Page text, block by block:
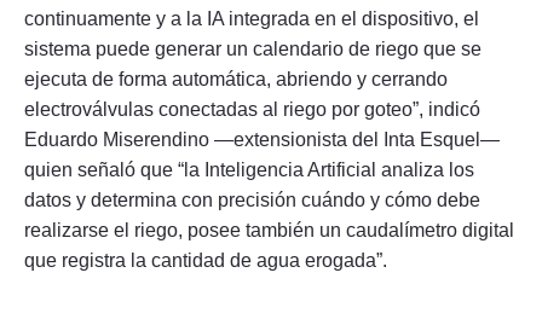
continuamente y a la IA integrada en el dispositivo, el
sistema puede generar un calendario de riego que se
ejecuta de forma automática, abriendo y cerrando
electroválvulas conectadas al riego por goteo”, indicó
Eduardo Miserendino —extensionista del Inta Esquel—
quien señaló que “la Inteligencia Artificial analiza los
datos y determina con precisión cuándo y cómo debe
realizarse el riego, posee también un caudalímetro digital
que registra la cantidad de agua erogada”.